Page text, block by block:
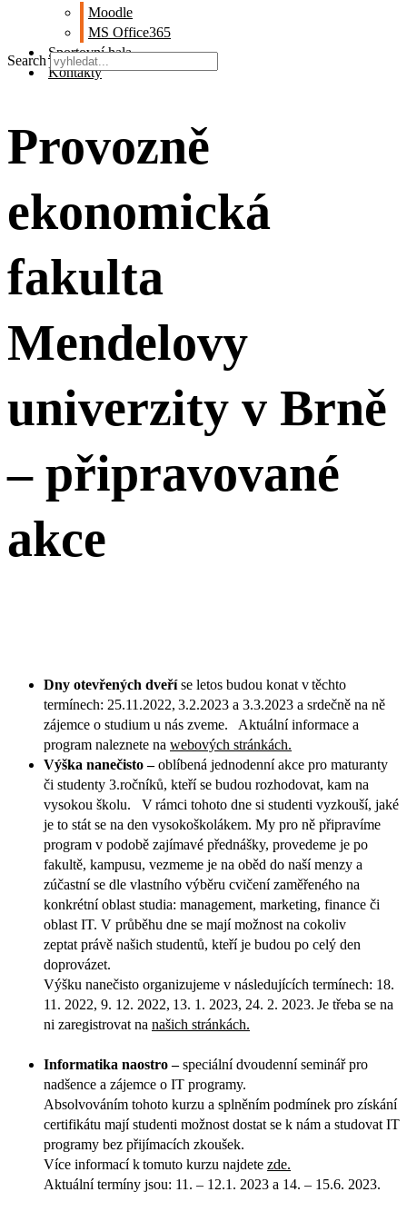
Moodle
MS Office365
Sportovní hala
Kontakty
Search
Provozně
ekonomická
fakulta
Mendelovy
univerzity v Brně
– připravované
akce
Dny otevřených dveříse letos budou konat v těchto
termínech: 25.11.2022, 3.2.2023 a 3.3.2023 a srdečně na ně
zájemce o studium u nás zveme. Aktuální informace a
program naleznete na webových stránkách.
Výška nanečisto –oblíbená jednodenní akce pro maturanty
či studenty 3.ročníků, kteří se budou rozhodovat, kam na
vysokou školu. V rámci tohoto dne si studenti vyzkouší, jaké
je to stát se na den vysokoškolákem. My pro ně připravíme
program v podobě zajímavé přednášky, provedeme je po
fakultě, kampusu, vezmeme je na oběd do naší menzy a
zúčastní se dle vlastního výběru cvičení zaměřeného na
konkrétní oblast studia: management, marketing, finance či
oblast IT. V průběhu dne se mají možnost na cokoliv
zeptat právě našich studentů, kteří je budou po celý den
doprovázet.
Výšku nanečisto organizujeme v následujících termínech: 18.
11. 2022, 9. 12. 2022, 13. 1. 2023, 24. 2. 2023. Je třeba se na
ni zaregistrovat na našich stránkách.
Informatika naostro –speciální dvoudenní seminář pro
nadšence a zájemce o IT programy.
Absolvováním tohoto kurzu a splněním podmínek pro získání
certifikátu mají studenti možnost dostat se k nám a studovat IT
programy bez přijímacích zkoušek.
Více informací k tomuto kurzu najdete zde.
Aktuální termíny jsou: 11. – 12.1. 2023 a 14. – 15.6. 2023.